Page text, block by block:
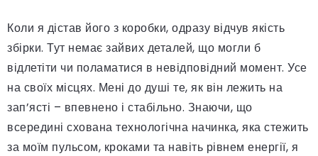
Коли я дістав його з коробки, одразу відчув якість
збірки. Тут немає зайвих деталей, що могли б
відлетіти чи поламатися в невідповідний момент. Усе
на своїх місцях. Мені до душі те, як він лежить на
зап’ясті – впевнено і стабільно. Знаючи, що
всередині схована технологічна начинка, яка стежить
за моїм пульсом, кроками та навіть рівнем енергії, я